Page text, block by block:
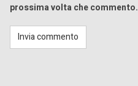
prossima volta che commento.